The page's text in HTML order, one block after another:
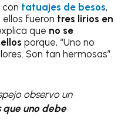
tatuajes de besos,
ellos fueron tres lirios en
que no se
porque, “Uno no
Son tan hermosas”.
observo un
uno debe